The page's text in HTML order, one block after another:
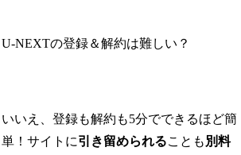
U-NEXTの登録＆解約は難しい？
いいえ、登録も解約も5分でできるほど簡
単！サイトに引き留められることも 別料